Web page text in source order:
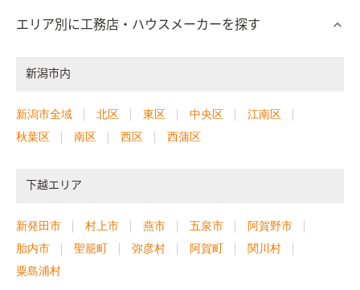
エリア別に工務店・ハウスメーカーを探す
新潟市内
新潟市全域 北区 東区 中央区
江南区
秋葉区
南区 西区 西蒲区
下越エリア
新発田市 村上市 燕市 五泉市
阿賀野市
胎内市
聖籠町 弥彦村 阿賀町
関川村
粟島浦村